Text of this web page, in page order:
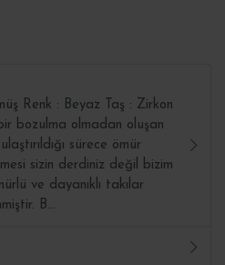
Renk : Beyaz Taş : Zirkon
bozulma olmadan oluşan
sürece ömür
sizin derdiniz değil bizim
ve dayanıklı takılar
B...